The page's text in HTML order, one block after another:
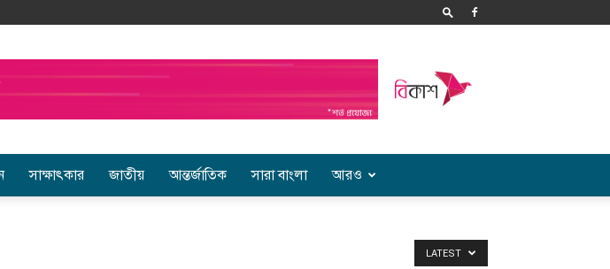
সাক্ষাৎকার জাতীয় আন্তর্জাতিক সারা বাংলা আরও
LATEST